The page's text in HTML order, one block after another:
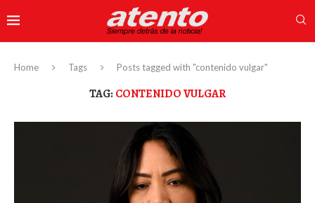
Home Tags Posts tagged with "contenido vulgar"
TAG: CONTENIDO VULGAR